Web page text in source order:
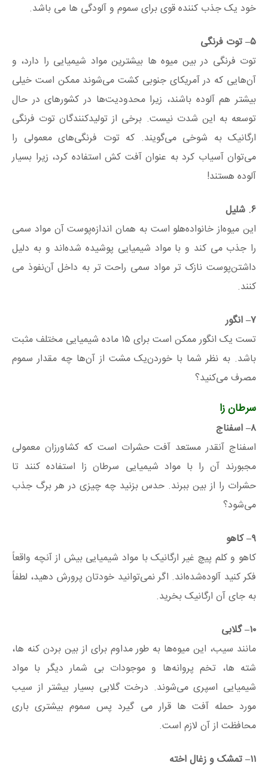
خود یک جذب کننده قوی برای سموم و آلودگی ها می باشد.
۵– توت فرنگی
توت فرنگی در بین میوه ها بیشترین مواد شیمیایی را دارد، و
آن‌هایی که در آمریکای جنوبی کشت می‌شوند ممکن است خیلی
بیشتر هم آلوده باشند، زیرا محدودیت‌ها در کشورهای در حال
توسعه به این شدت نیست. برخی از تولیدکنندگان توت فرنگی
ارگانیک به شوخی می‌گویند. که توت فرنگی‌های معمولی را
می‌توان آسیاب کرد به عنوان آفت کش استفاده کرد، زیرا بسیار
آلوده هستند!
۶. شلیل
این میوه‌از خانواده‌هلو است به همان اندازه‌پوست آن مواد سمی
را جذب می کند و با مواد شیمیایی پوشیده شده‌اند و به دلیل
داشتن‌پوست نازک تر مواد سمی راحت تر به داخل آن‌نفوذ می
کنند.
۷– انگور
تست یک انگور ممکن است برای ۱۵ ماده شیمیایی مختلف مثبت
باشد. به نظر شما با خوردن‌یک مشت از آن‌ها چه مقدار سموم
مصرف می‌کنید؟
سرطان زا
۸– اسفناج
اسفناج آنقدر مستعد آفت حشرات است که کشاورزان معمولی
مجبورند آن را با مواد شیمیایی سرطان زا استفاده کنند تا
حشرات را از بین ببرند. حدس بزنید چه چیزی در هر برگ جذب
می‌شود؟
۹– کاهو
کاهو و کلم پیچ غیر ارگانیک با مواد شیمیایی بیش از آنچه واقعاً
فکر کنید آلوده‌شده‌اند. اگر نمی‌توانید خودتان پرورش دهید، لطفاً
به جای آن ارگانیک بخرید.
۱۰– گلابی
مانند سیب، این میوه‌ها به طور مداوم برای از بین بردن کنه ها،
شته ها، تخم پروانه‌ها و موجودات بی شمار دیگر با مواد
شیمیایی اسپری می‌شوند. درخت گلابی بسیار بیشتر از سیب
مورد حمله آفت ها قرار می گیرد پس سموم بیشتری باری
محافظت از آن لازم است.
۱۱– تمشک و زغال اخته